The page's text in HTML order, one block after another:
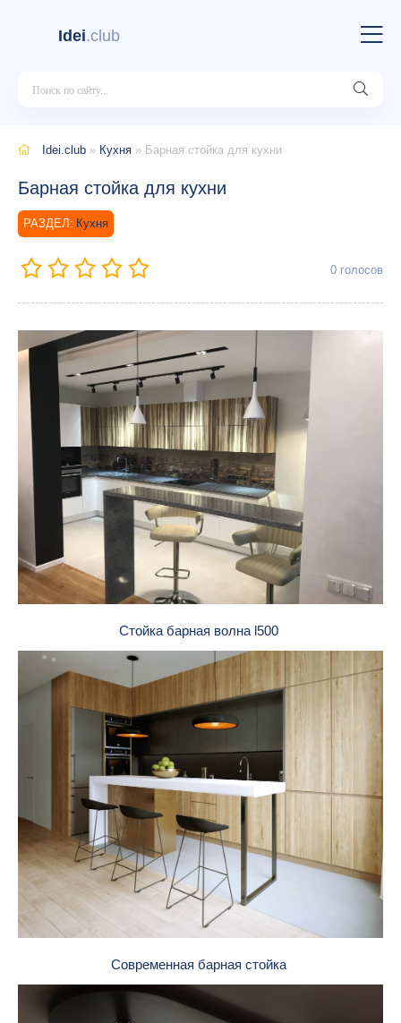
Idei.club
Idei.club » Кухня » Барная стойка для кухни
Барная стойка для кухни
Кухня
0 голосов
Стойка барная волна l500
Современная барная стойка